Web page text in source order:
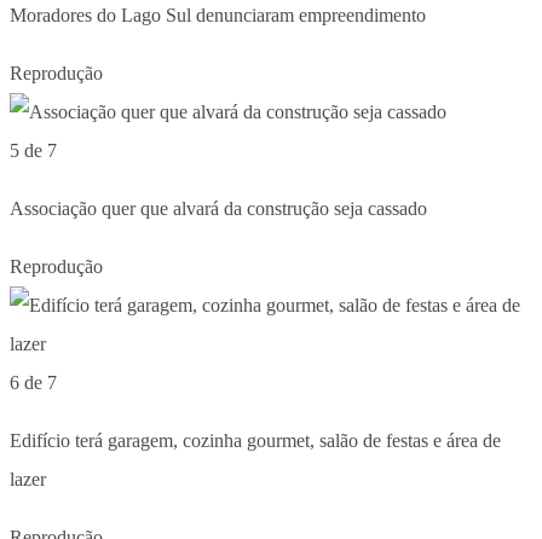
Moradores do Lago Sul denunciaram empreendimento
Reprodução
5 de 7
Associação quer que alvará da construção seja cassado
Reprodução
6 de 7
Edifício terá garagem, cozinha gourmet, salão de festas e área de
lazer